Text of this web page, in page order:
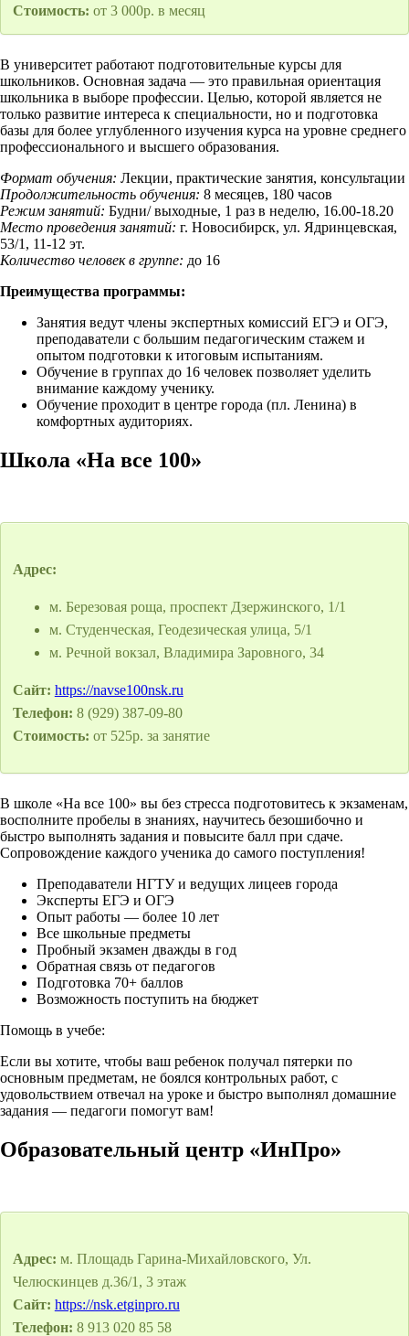
Стоимость: от 3 000р. в месяц
В университет работают подготовительные курсы для
школьников. Основная задача — это правильная ориентация
школьника в выборе профессии. Целью, которой является не
только развитие интереса к специальности, но и подготовка
базы для более углубленного изучения курса на уровне среднего
профессионального и высшего образования.
Формат обучения: Лекции, практические занятия, консультации
Продолжительность обучения: 8 месяцев, 180 часов
Режим занятий: Будни/ выходные, 1 раз в неделю, 16.00-18.20
Место проведения занятий: г. Новосибирск, ул. Ядринцевская,
53/1, 11-12 эт.
Количество человек в группе: до 16
Преимущества программы:
Занятия ведут члены экспертных комиссий ЕГЭ и ОГЭ,
преподаватели с большим педагогическим стажем и
опытом подготовки к итоговым испытаниям.
Обучение в группах до 16 человек позволяет уделить
внимание каждому ученику.
Обучение проходит в центре города (пл. Ленина) в
комфортных аудиториях.
Школа «На все 100»
Адрес:
м. Березовая роща, проспект Дзержинского, 1/1
м. Студенческая, Геодезическая улица, 5/1
м. Речной вокзал, Владимира Заровного, 34
Сайт: https://navse100nsk.ru
Телефон: 8 (929) 387-09-80
Стоимость: от 525р. за занятие
В школе «На все 100» вы без стресса подготовитесь к экзаменам,
восполните пробелы в знаниях, научитесь безошибочно и
быстро выполнять задания и повысите балл при сдаче.
Сопровождение каждого ученика до самого поступления!
Преподаватели НГТУ и ведущих лицеев города
Эксперты ЕГЭ и ОГЭ
Опыт работы — более 10 лет
Все школьные предметы
Пробный экзамен дважды в год
Обратная связь от педагогов
Подготовка 70+ баллов
Возможность поступить на бюджет
Помощь в учебе:
Если вы хотите, чтобы ваш ребенок получал пятерки по
основным предметам, не боялся контрольных работ, с
удовольствием отвечал на уроке и быстро выполнял домашние
задания — педагоги помогут вам!
Образовательный центр «ИнПро»
Адрес: м. Площадь Гарина-Михайловского, Ул.
Челюскинцев д.36/1, 3 этаж
Сайт: https://nsk.etginpro.ru
Телефон: 8 913 020 85 58